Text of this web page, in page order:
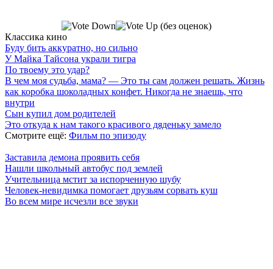
(без оценок)
Классика кино
Буду бить аккуратно, но сильно
У Майка Тайсона украли тигра
По твоему это удар?
В чем моя судьба, мама? — Это ты сам должен решать. Жизнь
как коробка шоколадных конфет. Никогда не знаешь, что
внутри
Сын купил дом родителей
Это откуда к нам такого красивого дяденьку замело
Смотрите ещё: Фильм по эпизоду
Заставила демона проявить себя
Нашли школьный автобус под землей
Учительница мстит за испорченную шубу
Человек-невидимка помогает друзьям сорвать куш
Во всем мире исчезли все звуки